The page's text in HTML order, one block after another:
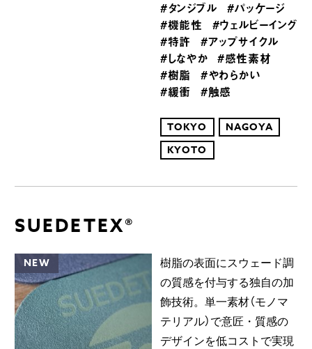
#タンジブル
#パッケージ
#機能性
#ウェルビーイング
#特許
#アップサイクル
#しなやか #感性素材
#樹脂
#やわらかい
#緩衝
#触感
TOKYO
NAGOYA
KYOTO
SUEDETEX®
NEW
樹脂の表面にスウェード調
の質感を付与する独自の加
飾技術。単一素材（モノマ
テリアル）で意匠・質感の
デザインを低コストで実現